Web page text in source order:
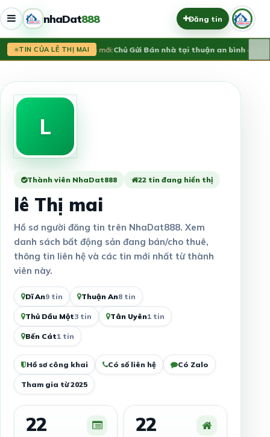
nhaDat888 Đăng tin
TIN CỦA LÊ THỊ MAITin mới:Chủ Gửi Bán nhà tại thuận an bình dương
L
Thành viên NhaDat888 22 tin đang hiển thị
lê Thị mai
Hồ sơ người đăng tin trên NhaDat888. Xem
danh sách bất động sản đang bán/cho thuê,
thông tin liên hệ và các tin mới nhất từ thành
viên này.
Dĩ An9 tin Thuận An8 tin
Thủ Dầu Một3 tin Tân Uyên1 tin
Bến Cát1 tin
Hồ sơ công khai Có số liên hệ Có Zalo
Tham gia từ 2025
22 22